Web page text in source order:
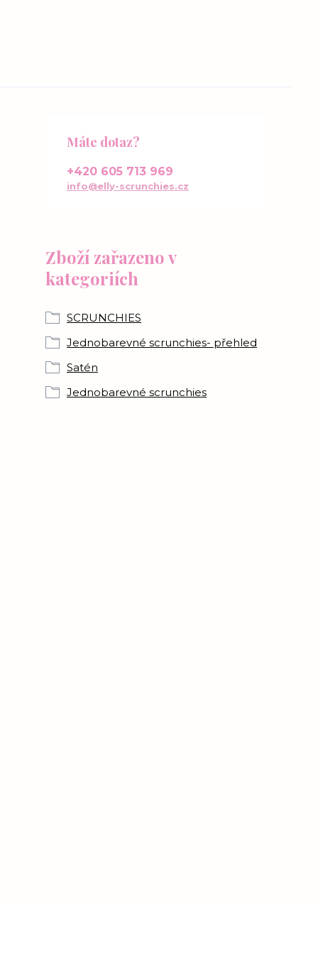
Zboží zařazeno v
kategoriích
SCRUNCHIES
Jednobarevné scrunchies- přehled
Satén
Jednobarevné scrunchies
Máte dotaz?
+420 605 713 969
info@elly-scrunchies.cz